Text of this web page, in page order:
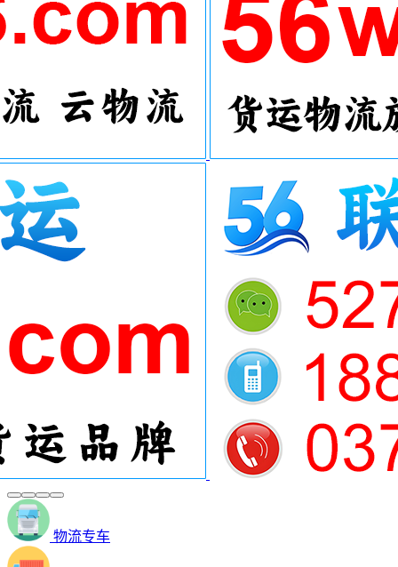
物流专车